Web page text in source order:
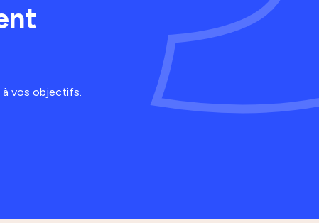
vos objectifs.